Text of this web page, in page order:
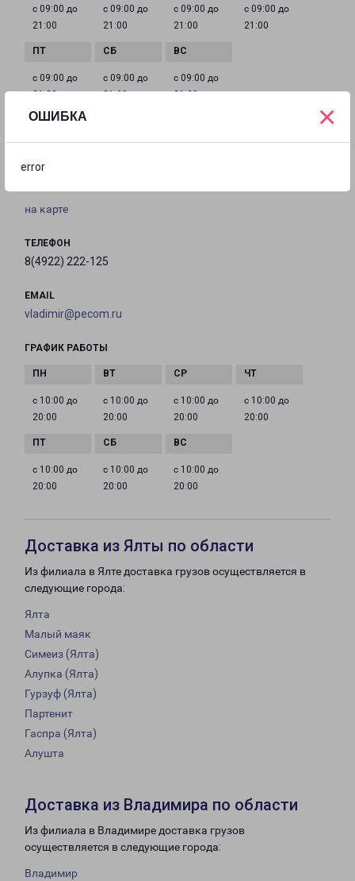
ОШИБКА
error
×
с 09:00 до
21:00
с 09:00 до
21:00
с 09:00 до
21:00
с 09:00 до
21:00
с 09:00 до
21:00
с 09:00 до
21:00
с 09:00 до
21:00
город Владимир, улица Добросельская, 171Б
на карте
ТЕЛЕФОН
8(4922) 222-125
EMAIL
vladimir@pecom.ru
ГРАФИК РАБОТЫ
с 10:00 до
20:00
с 10:00 до
20:00
с 10:00 до
20:00
с 10:00 до
20:00
с 10:00 до
20:00
с 10:00 до
20:00
с 10:00 до
20:00
Доставка из Ялты по области
Из филиала в Ялте доставка грузов осуществляется в
следующие города:
Ялта
Малый маяк
Симеиз (Ялта)
Алупка (Ялта)
Гурзуф (Ялта)
Партенит
Гаспра (Ялта)
Алушта
Доставка из Владимира по области
Из филиала в Владимире доставка грузов
осуществляется в следующие города:
Владимир